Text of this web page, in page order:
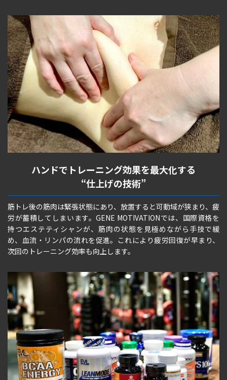
ハンドでトレーニング効果を最大化する
“仕上げの技術”
筋トレ後の筋肉は緊張状態にあり、放置すると可動域が狭まり、疲
労が蓄積してしまいます。GENE MOTIVATIONでは、国際資格を
持つエステティシャンが、筋肉の状態を見極めながら手技で緩
め、血流・リンパの流れを促進。これにより疲労回復が早まり、
次回のトレーニング効率も向上します。